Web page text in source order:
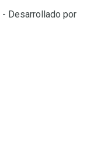
- Desarrollado por